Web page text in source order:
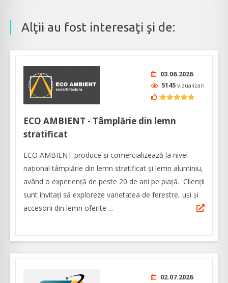
Alţii au fost interesaţi şi de:
03.06.2026
5145 vizualizari
ECO AMBIENT - Tâmplărie din lemn
stratificat
ECO AMBIENT produce şi comercializează la nivel
naţional tâmplărie din lemn stratificat şi lemn aluminiu,
având o experienţă de peste 20 de ani pe piaţă. Clienţii
sunt invitaţi să exploreze varietatea de ferestre, uşi şi
accesorii din lemn oferite ...
02.07.2026